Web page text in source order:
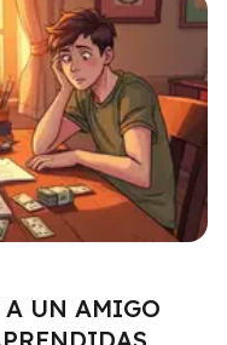
A UN AMIGO